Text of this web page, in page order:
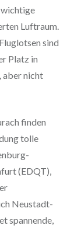
Luftraum.
sind
Platz in
aber nicht
finden
tolle
(EDQT),
Neustadt-
spannende,